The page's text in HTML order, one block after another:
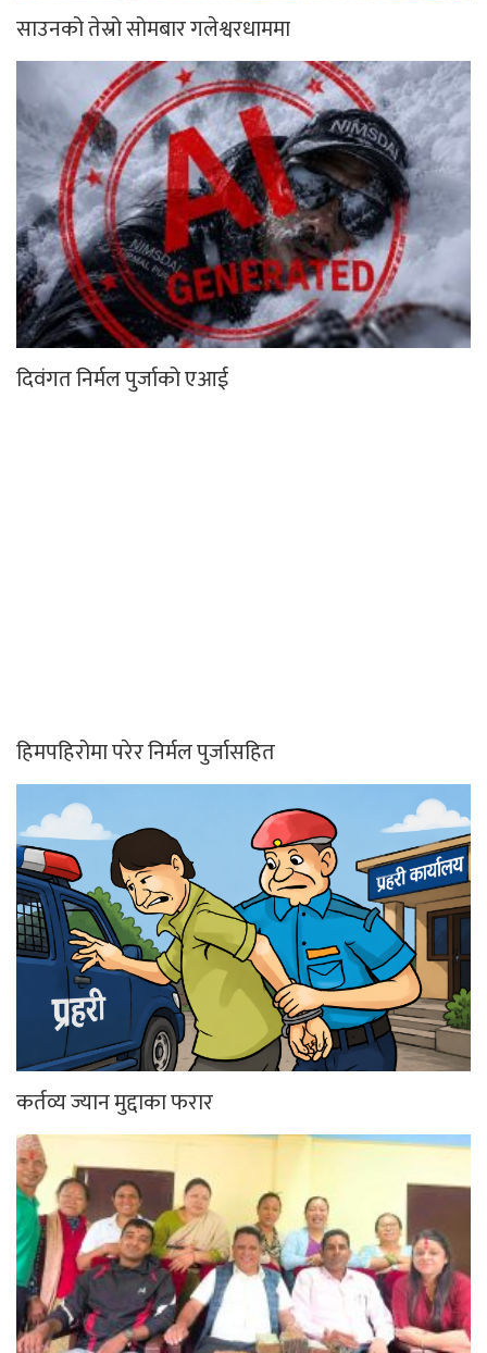
साउनको तेस्रो सोमबार गलेश्वरधाममा
दिवंगत निर्मल पुर्जाको एआई
हिमपहिरोमा परेर निर्मल पुर्जासहित
कर्तव्य ज्यान मुद्दाका फरार